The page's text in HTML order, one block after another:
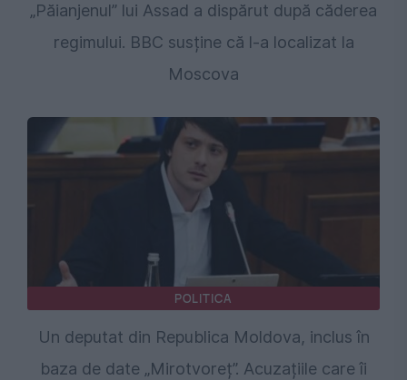
„Păianjenul” lui Assad a dispărut după căderea
regimului. BBC susține că l-a localizat la
Moscova
POLITICA
Un deputat din Republica Moldova, inclus în
baza de date „Mirotvoreț”. Acuzațiile care îi